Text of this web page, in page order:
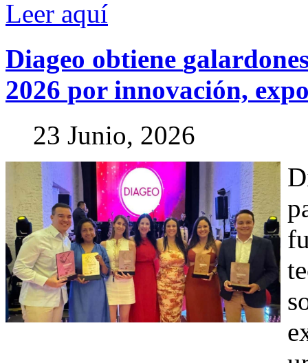
Leer aquí
Diageo obtiene
2026 por innovación,
23 Junio, 2026